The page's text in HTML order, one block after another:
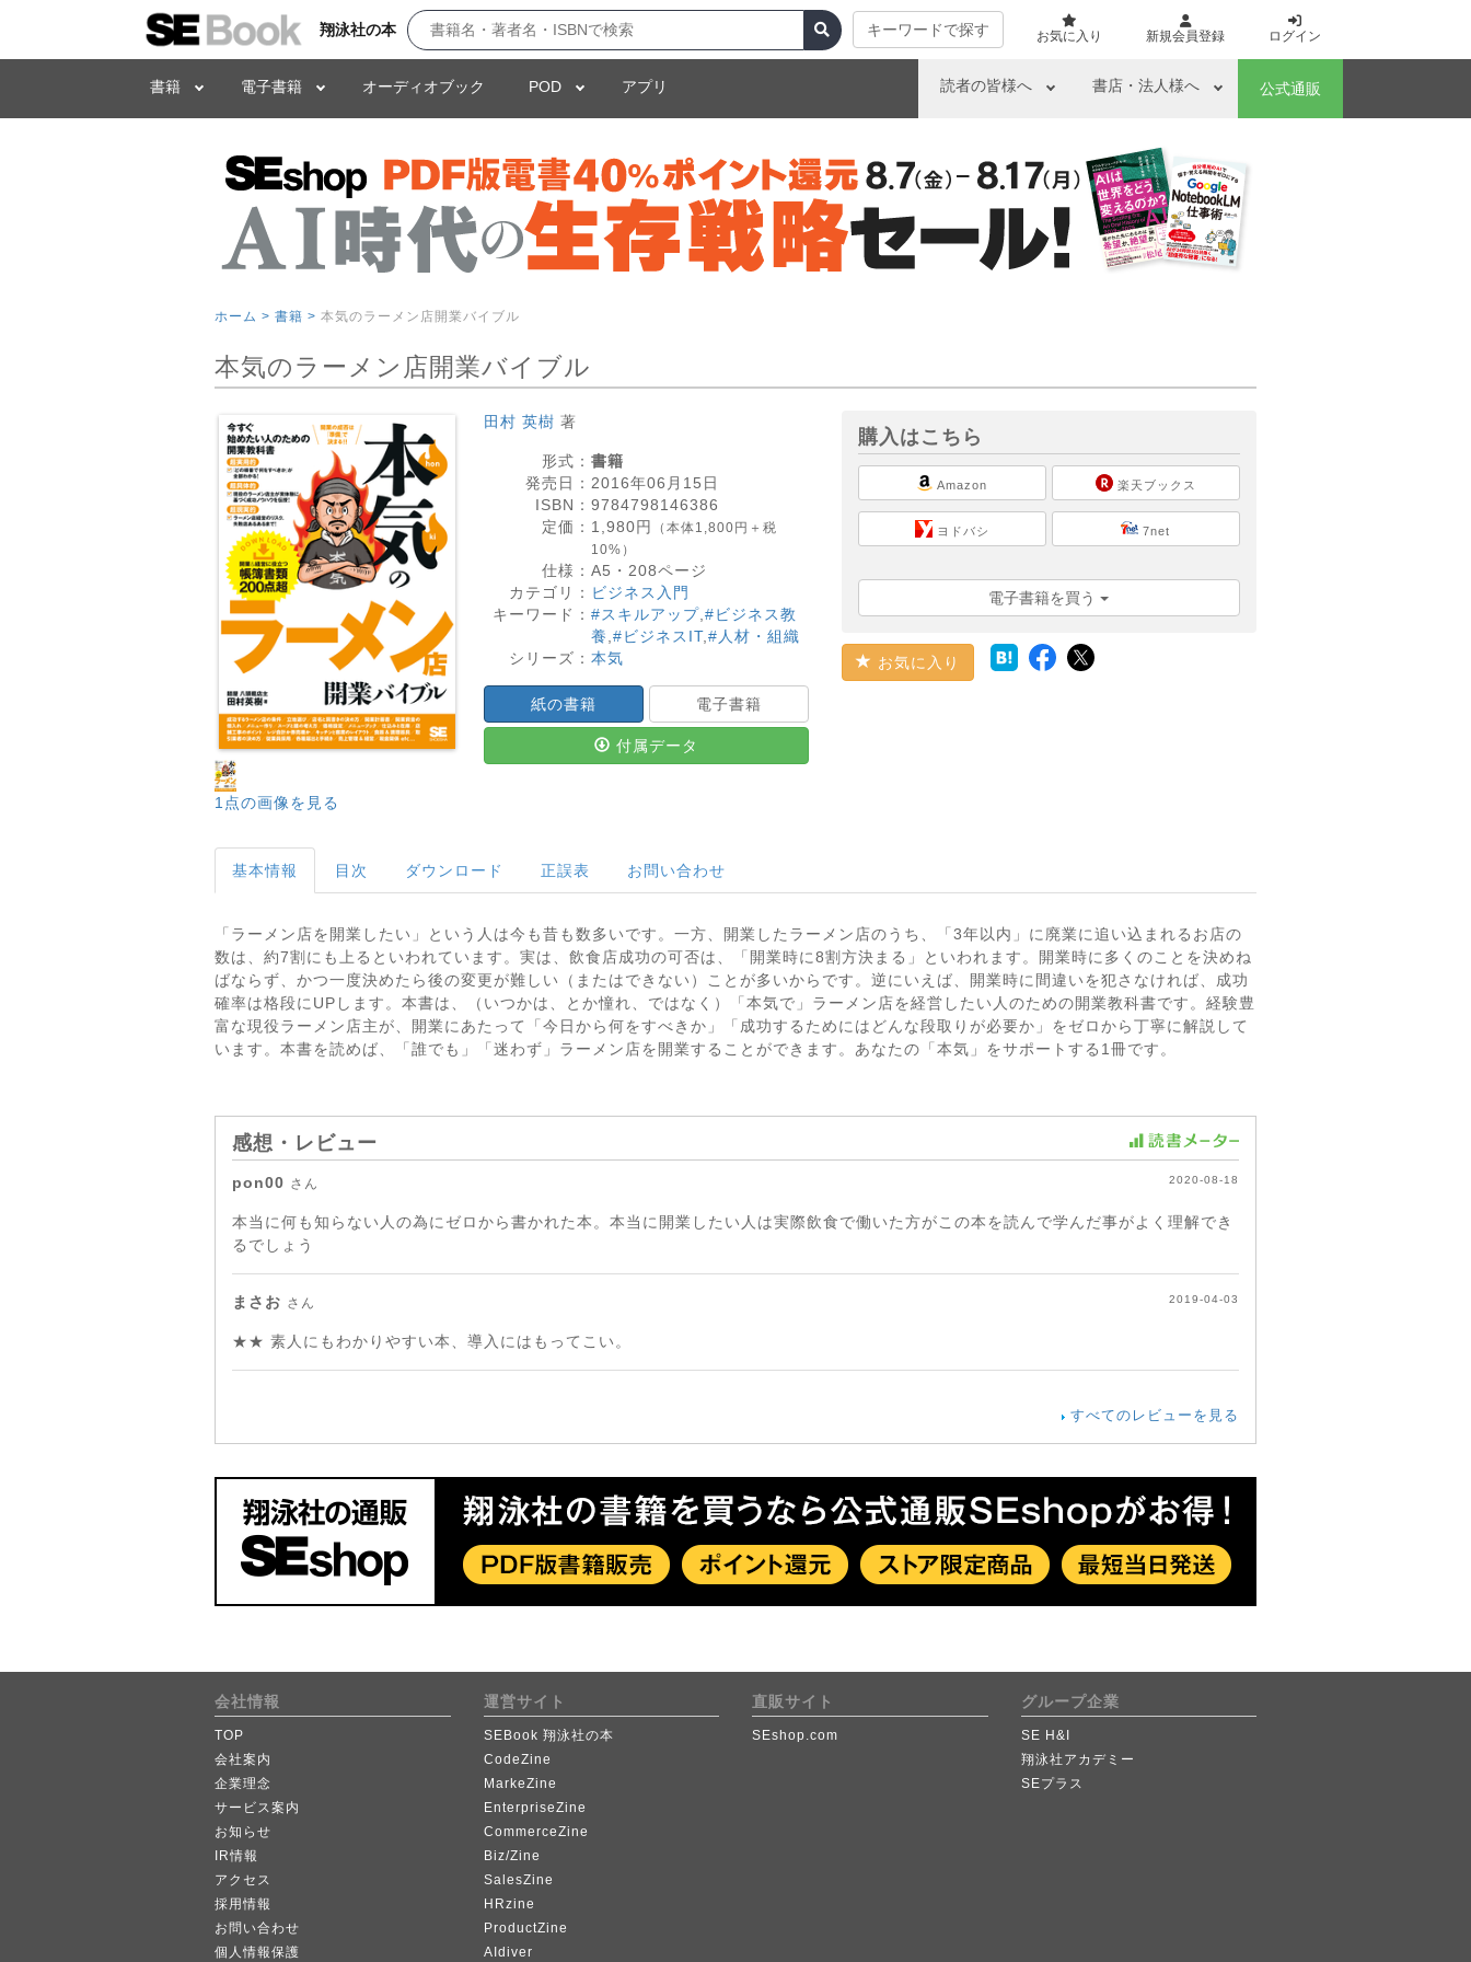
翔泳社の本 キーワードで探す お気に入り 新規会員登録 ログイン
書籍 電子書籍 オーディオブック POD アプリ 読者の皆様へ 書店・法人様へ 公式通販
ホーム > 書籍 > 本気のラーメン店開業バイブル
本気のラーメン店開業バイブル
1点の画像を見る
田村 英樹 著
形式： 書籍
発売日： 2016年06月15日
ISBN： 9784798146386
定価： 1,980円
（本体1,800円＋税
10%）
仕様： A5・ 208ページ
カテゴリ： ビジネス入門
キーワード： #スキルアップ, #ビジネス教
養 #ビジネスIT, #人材・組織
シリーズ： 本気
紙の書籍 電子書籍
付属データ
購入はこちら
Amazon
ヨドバシ
楽天ブックス
7net
電子書籍を買う
お気に入り
基本情報 目次 ダウンロード 正誤表 お問い合わせ
「ラーメン店を開業したい」という人は今も昔も数多いです。一方、開業したラーメン店のうち、「3年以内」に廃業に追い込まれるお店の
数は、約7割にも上るといわれています。実は、飲食店成功の可否は、「開業時に8割方決まる」といわれます。開業時に多くのことを決めね
ばならず、かつ一度決めたら後の変更が難しい（またはできない）ことが多いからです。逆にいえば、開業時に間違いを犯さなければ、成功
確率は格段にUPします。本書は、（いつかは、とか憧れ、ではなく）「本気で」ラーメン店を経営したい人のための開業教科書です。経験豊
富な現役ラーメン店主が、開業にあたって「今日から何をすべきか」「成功するためにはどんな段取りが必要か」をゼロから丁寧に解説して
います。本書を読めば、「誰でも」「迷わず」ラーメン店を開業することができます。あなたの「本気」をサポートする1冊です。
感想・レビュー
pon00 さん 2020-08-18
本当に何も知らない人の為にゼロから書かれた本。本当に開業したい人は実際飲食で働いた方がこの本を読んで学んだ事がよく理解でき
るでしょう
まさお さん 2019-04-03
★★ 素人にもわかりやすい本、導入にはもってこい。
すべてのレビューを見る
会社情報
TOP
会社案内
企業理念
サービス案内
お知らせ
IR情報
アクセス
採用情報
お問い合わせ
個人情報保護
運営サイト
SEBook 翔泳社の本
CodeZine
MarkeZine
EnterpriseZine
CommerceZine
Biz/Zine
SalesZine
HRzine
ProductZine
AIdiver
直販サイト
SEshop.com
グループ企業
SE H&I
翔泳社アカデミー
SEプラス